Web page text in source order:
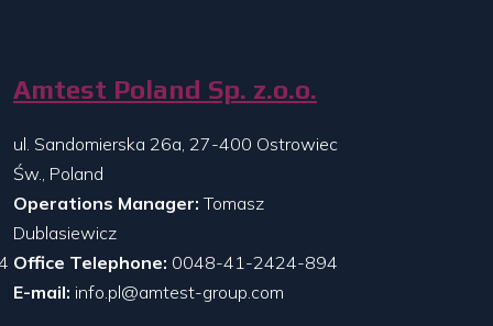
Amtest Poland Sp. z.o.o.
ul. Sandomierska 26a, 27-400 Ostrowiec
Św., Poland
Operations Manager: Tomasz
Dublasiewicz
Office Telephone: 0048-41-2424-894
E-mail: info.pl@amtest-group.com